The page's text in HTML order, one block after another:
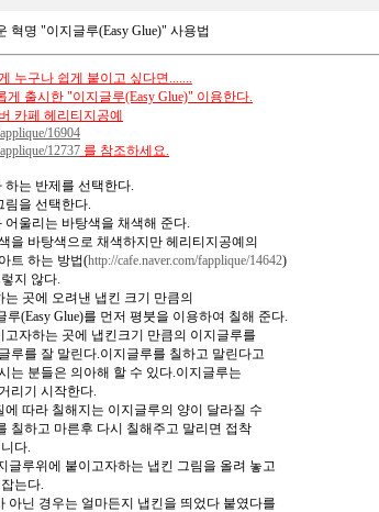
혁명 "이지글루(Easy Glue)" 사용법
누구나 쉽게 붙이고 싶다면.......
게 출시한 "이지글루(Easy Glue)" 이용한다.
카페 헤리티지공예
16904
12737 를 참조하세요.
하는 반제를 선택한다.
림을 선택한다.
어울리는 바탕색을 채색해 준다.
을 바탕색으로 채색하지만 헤리티지공예의
트 하는 방법(http://cafe.naver.com/fapplique/14642)
지 않다.
곳에 오려낸 냅킨 크기 만큼의
(Easy Glue)를 먼저 평붓을 이용하여 칠해 준다.
고자하는 곳에 냅킨크기 만큼의 이지글루를
루를 잘 말린다.이지글루를 칠하고 말린다고
는 분들은 의아해 할 수 있다.이지글루는
리기 시작한다.
에 따라 칠해지는 이지글루의 양이 달라질 수
칠하고 마른후 다시 칠해주고 말리면 접착
다.
글루위에 붙이고자하는 냅킨 그림을 올려 놓고
는다.
아닌 경우는 얼마든지 냅킨을 띄었다 붙였다를